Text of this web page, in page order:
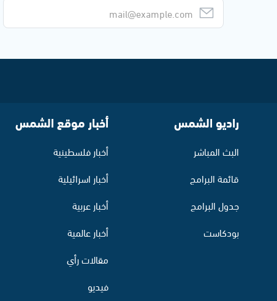
راديو الشمس
البث المباشر
قائمة البرامج
جدول البرامج
بودكاست
أخبار موقع الشمس
أخبار فلسطينية
أخبار اسرائيلية
أخبار عربية
أخبار عالمية
مقالات رأي
فيديو